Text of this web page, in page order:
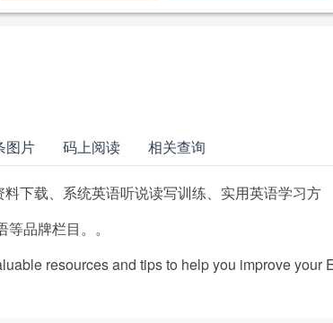
图片 码上阅读 相关查询
下载、系统英语听说读写训练、实用英语学习方
品牌栏目。。
resources and tips to help you improve